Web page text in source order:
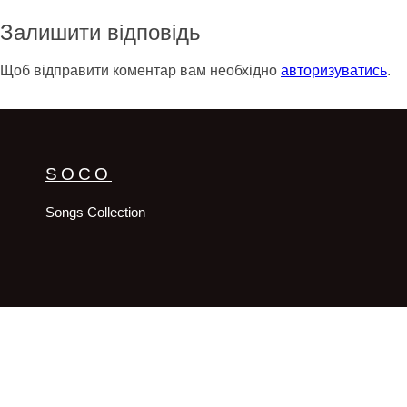
Залишити відповідь
Щоб відправити коментар вам необхідно авторизуватись.
SOCO
Songs Collection